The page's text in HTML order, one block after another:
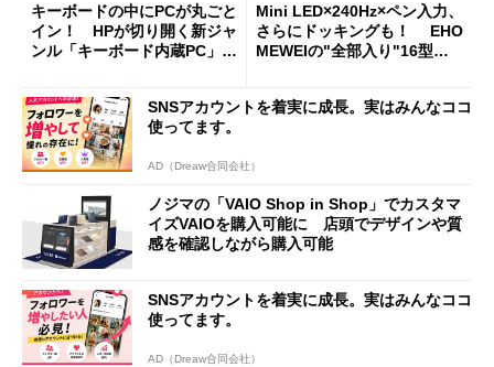
キーボードの中にPCが丸ごと
イン！ HPが切り開く新ジャ
ンル「キーボード内蔵PC」の
Mini LED×240Hz×ペン入力、
さらにドッキングも！ EHO
MEWEIの"全部入り"16型モ
SNSアカウントを着実に成長。実はみんなココ
使ってます。
AD（Dreaw合同会社）
ノジマの「VAIO Shop in Shop」でカスタマ
イズVAIOを購入可能に 店頭でデザインや質
感を確認しながら購入可能
SNSアカウントを着実に成長。実はみんなココ
使ってます。
AD（Dreaw合同会社）